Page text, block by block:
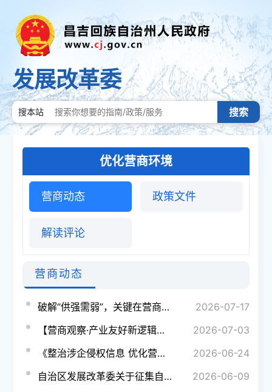
发展改革委
搜本站 搜索
优化营商环境
营商动态 政策文件
解读评论
营商动态
破解“供强需弱”，关键在营商环境
2026-07-17
【营商观察·产业友好新逻辑】拒做大城市“缩小版”：县域营商环境如何锻造“增强版
2026-07-03
《整治涉企侵权信息 优化营商网络环境自律公约》全文发布
2026-06-24
自治区发展改革委关于征集自治区营商环境诉求线索的公告
2026-06-09